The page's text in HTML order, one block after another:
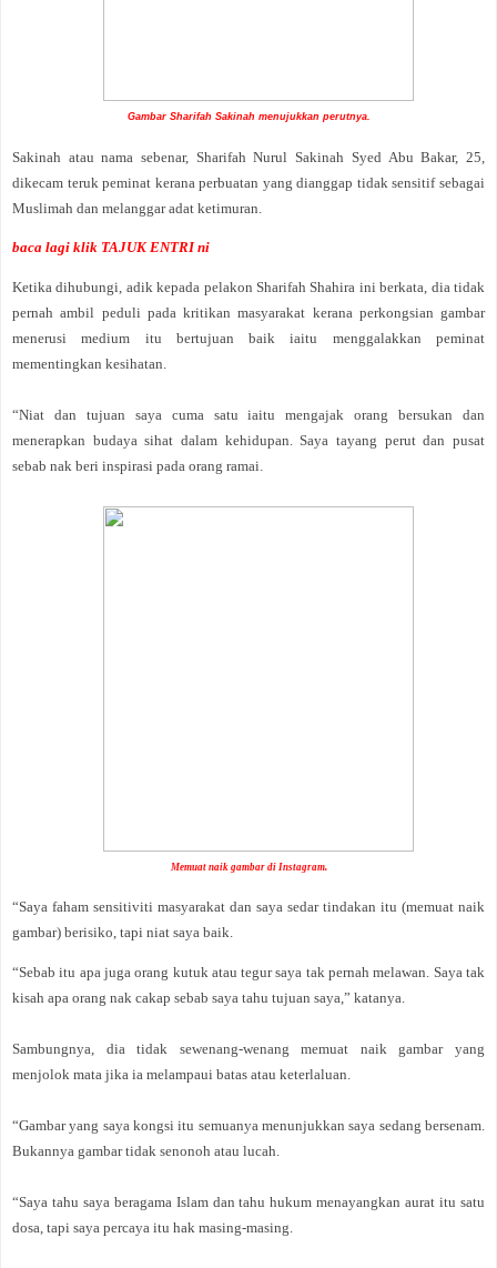
Gambar Sharifah Sakinah menujukkan perutnya.
Sakinah atau nama sebenar, Sharifah Nurul Sakinah Syed Abu Bakar, 25,
dikecam teruk peminat kerana perbuatan yang dianggap tidak sensitif sebagai
Muslimah dan melanggar adat ketimuran.
baca lagi klik TAJUK ENTRI ni
Ketika dihubungi, adik kepada pelakon Sharifah Shahira ini berkata, dia tidak
pernah ambil peduli pada kritikan masyarakat kerana perkongsian gambar
menerusi medium itu bertujuan baik iaitu menggalakkan peminat
mementingkan kesihatan.
“Niat dan tujuan saya cuma satu iaitu mengajak orang bersukan dan
menerapkan budaya sihat dalam kehidupan. Saya tayang perut dan pusat
sebab nak beri inspirasi pada orang ramai.
Memuat naik gambar di Instagram.
“Saya faham sensitiviti masyarakat dan saya sedar tindakan itu (memuat naik
gambar) berisiko, tapi niat saya baik.
“Sebab itu apa juga orang kutuk atau tegur saya tak pernah melawan. Saya tak
kisah apa orang nak cakap sebab saya tahu tujuan saya,” katanya.
Sambungnya, dia tidak sewenang-wenang memuat naik gambar yang
menjolok mata jika ia melampaui batas atau keterlaluan.
“Gambar yang saya kongsi itu semuanya menunjukkan saya sedang bersenam.
Bukannya gambar tidak senonoh atau lucah.
“Saya tahu saya beragama Islam dan tahu hukum menayangkan aurat itu satu
dosa, tapi saya percaya itu hak masing-masing.